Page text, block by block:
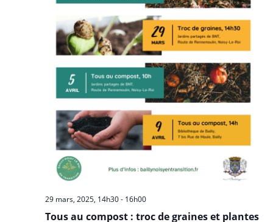
Tous au compost : troc de graines et plantes
29 mars, 2025, 14h30- 16h00